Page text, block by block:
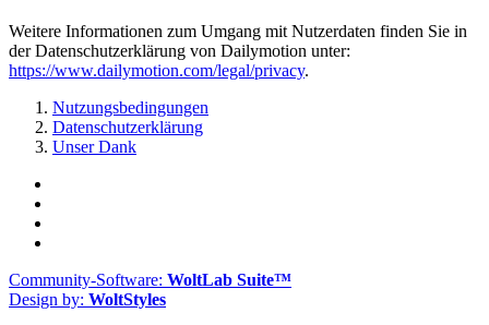
Weitere Informationen zum Umgang mit Nutzerdaten finden Sie in
der Datenschutzerklärung von Dailymotion unter:
https://www.dailymotion.com/legal/privacy.
Nutzungsbedingungen
Datenschutzerklärung
Unser Dank
Community-Software: WoltLab Suite™
Design by: WoltStyles